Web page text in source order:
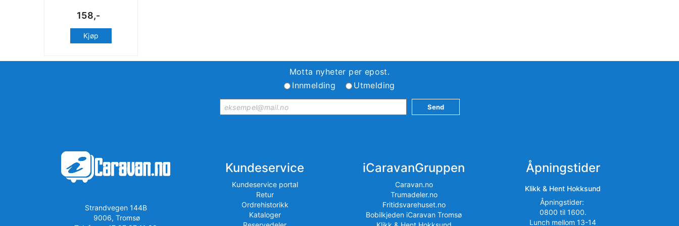
158,-
Kjøp
Motta nyheter per epost.
Innmelding
Utmelding
Strandvegen 144B
9006, Tromsø
Kundeservice
Kundeservice portal
Retur
Ordrehistorikk
Kataloger
iCaravanGruppen
Caravan.no
Trumadeler.no
Fritidsvarehuset.no
Bobilkjeden iCaravan Tromsø
Åpningstider
Klikk & Hent Hokksund
Åpningstider:
0800 til 1600.
Lunch mellom 13-14